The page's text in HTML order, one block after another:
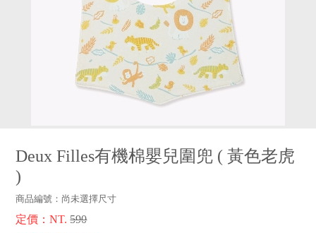
客服專區
Deux Filles有機棉嬰兒圍兜 (黃色老虎
)
商品編號： 尚未選擇尺寸
定價：NT.590